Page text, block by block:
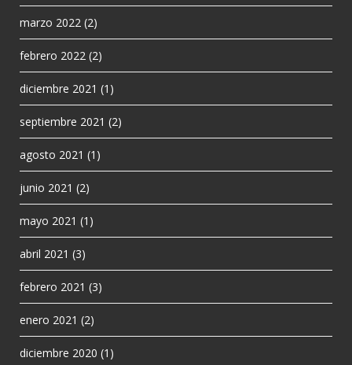
marzo 2022 (2)
febrero 2022 (2)
diciembre 2021 (1)
septiembre 2021 (2)
agosto 2021 (1)
junio 2021 (2)
mayo 2021 (1)
abril 2021 (3)
febrero 2021 (3)
enero 2021 (2)
diciembre 2020 (1)